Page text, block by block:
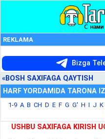
REKLAMA
Bizga
«BOSH SAXIFAGA QAYTISH
HARF YORDAMIDA TARONA
1-9 A B CH D E F G G' H I J K
USHBU SAXIFAGA KIRISH